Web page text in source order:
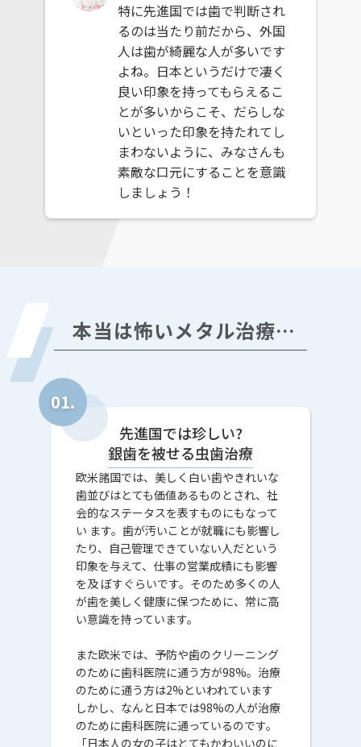
特に先進国では歯で判断され
るのは当たり前だから、外国
人は歯が綺麗な人が多いです
よね。日本というだけで凄く
良い印象を持ってもらえるこ
とが多いからこそ、だらしな
いといった印象を持たれてし
まわないように、みなさんも
素敵な口元にすることを意識
しましょう！
本当は怖いメタル治療…
先進国では珍しい?
銀歯を被せる虫歯治療
欧米諸国では、美しく白い歯やきれいな
歯並びはとても価値あるものとされ、社
会的なステータスを表すものにもなって
い ます。歯が汚いことが就職にも影響し
たり、自己管理できていない人だという
印象を与えて、仕事の営業成績にも影響
を及 ぼすぐらいです。そのため多くの人
が歯を美しく健康に保つために、常に高
い意識を持っています。
また欧米では、予防や歯のクリーニング
のために歯科医院に通う方が98%。治療
のために通う方は2%といわれています
しかし、なんと日本では98%の人が治療
のために歯科医院に通っているのです。
「日本人の女の子はとてもかわいいのに